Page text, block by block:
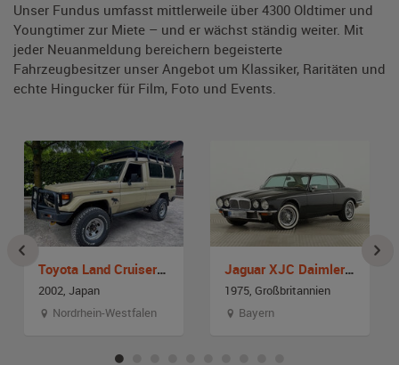
Unser Fundus umfasst mittlerweile über 4300 Oldtimer und
Youngtimer zur Miete – und er wächst ständig weiter. Mit
jeder Neuanmeldung bereichern begeisterte
Fahrzeugbesitzer unser Angebot um Klassiker, Raritäten und
echte Hingucker für Film, Foto und Events.
Toyota Land Cruiser HZJ78
2002, Japan
Nordrhein-Westfalen
Jaguar XJC Daimler Double Six Coupe
1975, Großbritannien
Bayern